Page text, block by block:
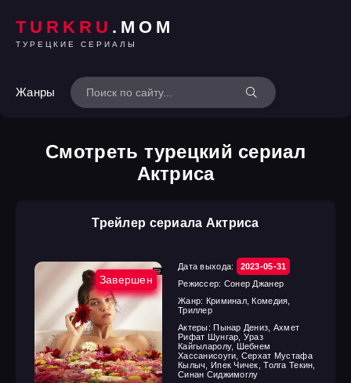
TURKRU .MOM
ТУРЕЦКИЕ СЕРИАЛЫ
Жанры
Смотреть турецкий сериал
Актриса
Трейлер сериала Актриса
Завершен
Дата выхода:
2023-05-31
Режиссер: Сонер Джанер
Жанр: Криминал, Комедия,
Триллер
Актеры:Пынар Дениз, Ахмет
Рифат Шунгар, Ураз
Кайгыларолу, Шебнем
Хассанисоуги, Серхат Мустафа
Кылыч, Ипек Чичек, Толга Текин,
Синан Сиджимоглу